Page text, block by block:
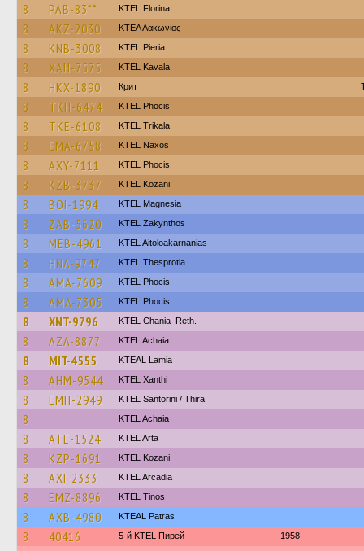
8 PAB-83** KTEL Florina
8 AKZ-2030 ΚΤΕΛ Λακωνίας
8 KNB-3008 KTEL Pieria
8 XAH-7575 KTEL Kavala
8 HKX-1890 Крит
8 TKH-6474 ΚΤΕL Phocis
8 TKE-6108 ΚΤΕL Τrikala
8 EMA-6758 KTEL Naxos
8 AXY-7111 ΚΤΕL Phocis
8 KZB-3737 ΚΤΕL Kozani
8 BOI-1994 ΚΤΕL Magnesia
8 ZAB-5620 KTEL Zakynthos
8 MEB-4961 KTEL Aitoloakarnanias
8 HNA-9747 KTEL Thesprotia
8 AMA-7609 ΚΤΕL Phocis
8 AMA-7305 ΚΤΕL Phocis
8 XNT-9796 KTEL Chania–Reth.
8 AZA-8877 KTEL Achaia
8 MIT-4555 KTEAL Lamia
8 AHM-9544 KTEL Xanthi
8 EMH-2949 KTEL Santorini / Thira
8 KTEL Achaia
8 ATE-1524 KTEL Arta
8 KZP-1691 ΚΤΕL Kozani
8 AXI-2333 KTEL Arcadia
8 EMZ-8896 KTEL Tinos
8 AXB-4980 KTEAL Patras
8 40416 5-й KTEL Пирей 1958